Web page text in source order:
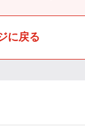
に戻る